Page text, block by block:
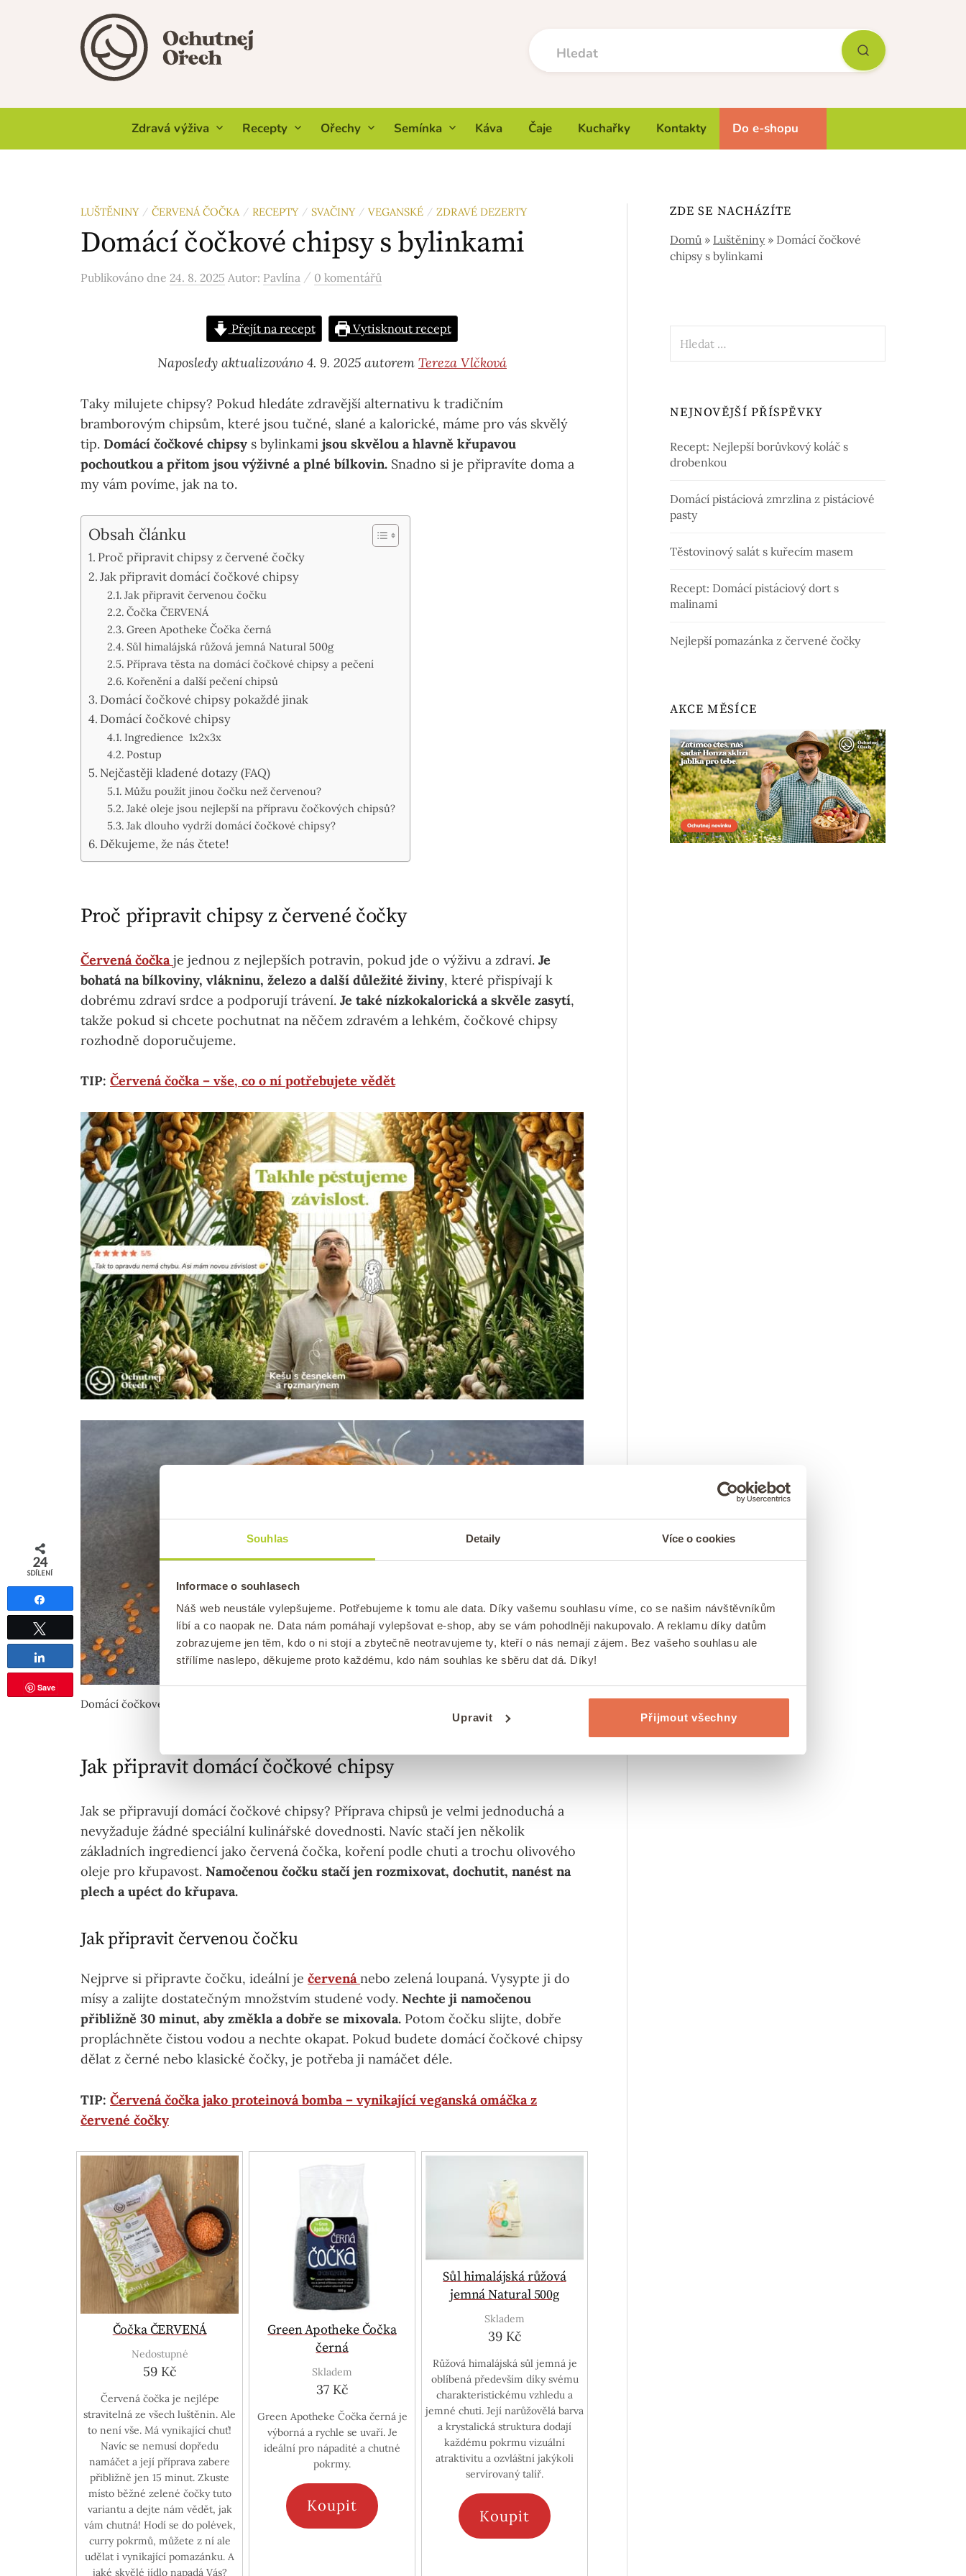
Souhlas Detaily Více o cookies
Informace o souhlasech
Náš web neustále vylepšujeme. Potřebujeme k tomu ale data. Díky vašemu souhlasu víme, co se našim návštěvníkům
líbí a co naopak ne. Data nám pomáhají vylepšovat e-shop, aby se vám pohodlněji nakupovalo. A reklamu díky datům
zobrazujeme jen těm, kdo o ni stojí a zbytečně neotravujeme ty, kteří o nás nemají zájem. Bez vašeho souhlasu ale
střílíme naslepo, děkujeme proto každému, kdo nám souhlas ke sběru dat dá. Díky!
Upravit Přijmout všechny
Zdravá výživa Recepty Ořechy Semínka Káva Čaje Kuchařky Kontakty Do e-shopu
LUŠTĚNINY / ČERVENÁ ČOČKA / RECEPTY / SVAČINY / VEGANSKÉ / ZDRAVÉ DEZERTY
Domácí čočkové chipsy s bylinkami
Publikováno dne 24. 8. 2025 Autor: Pavlína / 0 komentářů
Přejít na recept Vytisknout recept
Naposledy aktualizováno 4. 9. 2025 autorem Tereza Vlčková
Taky milujete chipsy? Pokud hledáte zdravější alternativu k tradičním
bramborovým chipsům, které jsou tučné, slané a kalorické, máme pro vás skvělý
tip. Domácí čočkové chipsy s bylinkami jsou skvělou a hlavně křupavou
pochoutkou a přitom jsou výživné a plné bílkovin. Snadno si je připravíte doma a
my vám povíme, jak na to.
Obsah článku
Proč připravit chipsy z červené čočky
Jak připravit domácí čočkové chipsy
Jak připravit červenou čočku
Čočka ČERVENÁ
Green Apotheke Čočka černá
Sůl himalájská růžová jemná Natural 500g
Příprava těsta na domácí čočkové chipsy a pečení
Kořenění a další pečení chipsů
Domácí čočkové chipsy pokaždé jinak
Domácí čočkové chipsy
Ingredience 1x2x3x
Postup
Nejčastěji kladené dotazy (FAQ)
Můžu použít jinou čočku než červenou?
Jaké oleje jsou nejlepší na přípravu čočkových chipsů?
Jak dlouho vydrží domácí čočkové chipsy?
Děkujeme, že nás čtete!
Proč připravit chipsy z červené čočky
Červená čočka je jednou z nejlepších potravin, pokud jde o výživu a zdraví. Je
bohatá na bílkoviny, vlákninu, železo a další důležité živiny, které přispívají k
dobrému zdraví srdce a podporují trávení. Je také nízkokalorická a skvěle zasytí,
takže pokud si chcete pochutnat na něčem zdravém a lehkém, čočkové chipsy
rozhodně doporučujeme.
TIP: Červená čočka – vše, co o ní potřebujete vědět
Domácí čočkové chipsy
Jak připravit domácí čočkové chipsy
Jak se připravují domácí čočkové chipsy? Příprava chipsů je velmi jednoduchá a
nevyžaduje žádné speciální kulinářské dovednosti. Navíc stačí jen několik
základních ingrediencí jako červená čočka, koření podle chuti a trochu olivového
oleje pro křupavost. Namočenou čočku stačí jen rozmixovat, dochutit, nanést na
plech a upéct do křupava.
Jak připravit červenou čočku
Nejprve si připravte čočku, ideální je červenánebo zelená loupaná. Vysypte ji do
mísy a zalijte dostatečným množstvím studené vody. Nechte ji namočenou
přibližně 30 minut, aby změkla a dobře se mixovala. Potom čočku slijte, dobře
propláchněte čistou vodou a nechte okapat. Pokud budete domácí čočkové chipsy
dělat z černé nebo klasické čočky, je potřeba ji namáčet déle.
TIP: Červená čočka jako proteinová bomba – vynikající veganská omáčka z
červené čočky
Čočka ČERVENÁ
Nedostupné
59 Kč
Červená čočka je nejlépe
stravitelná ze všech luštěnin. Ale
to není vše. Má vynikající chuť!
Navíc se nemusí dopředu
namáčet a její příprava zabere
přibližně jen 15 minut. Zkuste
místo běžné zelené čočky tuto
variantu a dejte nám vědět, jak
vám chutná! Hodí se do polévek,
curry pokrmů, můžete z ní ale
udělat i vynikající pomazánku. A
jaké skvělé jídlo napadá Vás?
Green Apotheke Čočka
černá
Skladem
37 Kč
Green Apotheke Čočka černá je
výborná a rychle se uvaří. Je
ideální pro nápadité a chutné
pokrmy.
Koupit
Sůl himalájská růžová
jemná Natural 500g
Skladem
39 Kč
Růžová himalájská sůl jemná je
oblíbená především díky svému
charakteristickému vzhledu a
jemné chuti. Její narůžovělá barva
a krystalická struktura dodají
každému pokrmu vizuální
atraktivitu a ozvláštní jakýkoli
servírovaný talíř.
Koupit
ZDE SE NACHÁZÍTE
Domů » Luštěniny » Domácí čočkové
chipsy s bylinkami
NEJNOVĚJŠÍ PŘÍSPĚVKY
Recept: Nejlepší borůvkový koláč s
drobenkou
Domácí pistáciová zmrzlina z pistáciové
pasty
Těstovinový salát s kuřecím masem
Recept: Domácí pistáciový dort s
malinami
Nejlepší pomazánka z červené čočky
AKCE MĚSÍCE
24
SDÍLENÍ
Tweetnout
Save